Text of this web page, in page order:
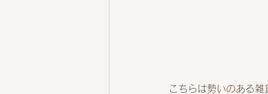
こちらは勢いのある